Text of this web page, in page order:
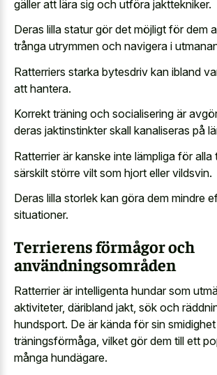
gäller att lära sig och utföra jakttekniker.
Deras lilla statur gör det möjligt för dem
trånga utrymmen och navigera i
Ratterriers starka bytesdriv kan ibland
att hantera.
Korrekt träning och socialisering är
deras jaktinstinkter skall kanaliseras på
Ratterrier är kanske inte lämpliga för alla
särskilt större vilt som hjort eller vildsvin.
Deras lilla storlek kan göra dem mindre
situationer.
Terrierens förmågor och
användningsområden
Ratterrier är intelligenta hundar som
aktiviteter, däribland jakt, sök och
hundsport. De är kända för sin
träningsförmåga, vilket gör dem till ett
många hundägare.